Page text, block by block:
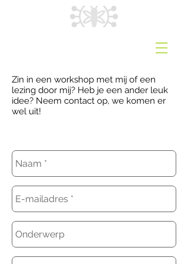
Zin in een workshop met mij of een
lezing door mij? Heb je een ander leuk
idee? Neem contact op, we komen er
wel uit!